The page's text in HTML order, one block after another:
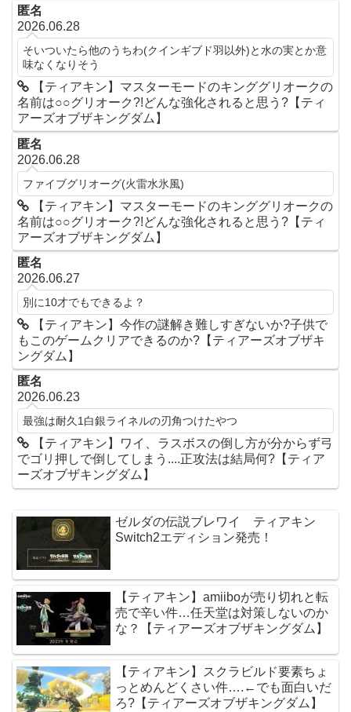
匿名
2026.06.28
そいついたら他のうちわ(クインギブド羽以外)と水の実とか意
味なくなりそう
【ティアキン】マスターモードのキンググリオークの
名前は○○グリオーク?!どんな強化されると思う?【ティ
アーズオブザキングダム】
匿名
2026.06.28
ファイブグリオーグ(火雷水氷風)
【ティアキン】マスターモードのキンググリオークの
名前は○○グリオーク?!どんな強化されると思う?【ティ
アーズオブザキングダム】
匿名
2026.06.27
別に10才でもできるよ？
【ティアキン】今作の謎解き難しすぎないか?子供で
もこのゲームクリアできるのか?【ティアーズオブザキ
ングダム】
匿名
2026.06.23
最強は耐久1白銀ライネルの刃角つけたやつ
【ティアキン】ワイ、ラスボスの倒し方が分からず弓
でゴリ押しで倒してしまう....正攻法は結局何?【ティア
ーズオブザキングダム】
ゼルダの伝説ブレワイ ティアキン
Switch2エディション発売！
【ティアキン】amiiboが売り切れと転
売で辛い件…任天堂は対策しないのか
な？【ティアーズオブザキングダム】
【ティアキン】スクラビルド要素ちょ
っとめんどくさい件….←でも面白いだ
ろ?【ティアーズオブザキングダム】